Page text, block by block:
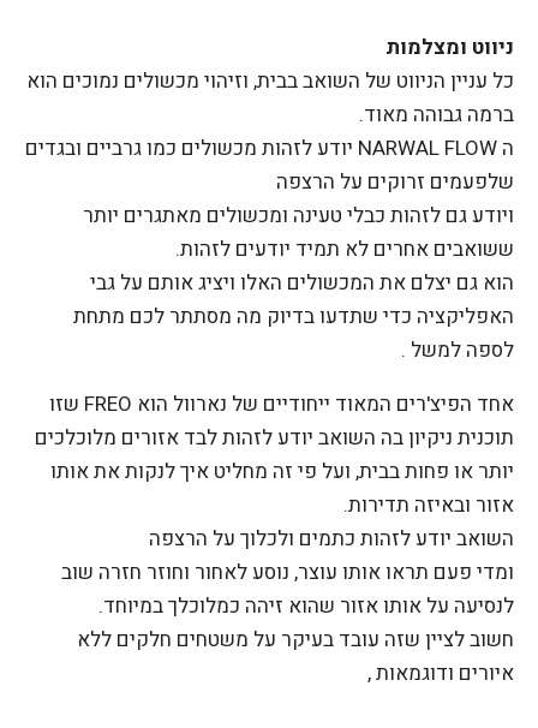
ניווט ומצלמות
כל עניין הניווט של השואב בבית, וזיהוי מכשולים נמוכים הוא
ברמה גבוהה מאוד.
ה NARWAL FLOW יודע לזהות מכשולים כמו גרביים ובגדים
שלפעמים זרוקים על הרצפה
ויודע גם לזהות כבלי טעינה ומכשולים מאתגרים יותר
ששואבים אחרים לא תמיד יודעים לזהות.
הוא גם יצלם את המכשולים האלו ויציג אותם על גבי
האפליקציה כדי שתדעו בדיוק מה מסתתר לכם מתחת
לספה למשל .
אחד הפיצ'רים המאוד ייחודיים של נארוול הוא FREO שזו
תוכנית ניקיון בה השואב יודע לזהות לבד אזורים מלוכלכים
יותר או פחות בבית, ועל פי זה מחליט איך לנקות את אותו
אזור ובאיזה תדירות.
השואב יודע לזהות כתמים ולכלוך על הרצפה
ומדי פעם תראו אותו עוצר, נוסע לאחור וחוזר חזרה שוב
לנסיעה על אותו אזור שהוא זיהה כמלוכלך במיוחד.
חשוב לציין שזה עובד בעיקר על משטחים חלקים ללא
איורים ודוגמאות ,